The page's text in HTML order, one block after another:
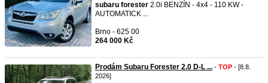
subaru forester 2.0i BENZÍN - 4x4 - 110 KW -
AUTOMATICK ...
Brno - 625 00
264 000 Kč
Prodám Subaru Forester 2.0 D-L ... - TOP - [8.8.
2026]